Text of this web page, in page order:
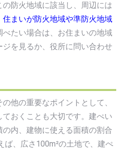
防火地域に該当し、周辺には
住まいが防火地域や準防火地域
べたい場合は、お住まいの地域
を見るか、役所に問い合わせ
他の重要なポイントとして、
おくことも大切です。建ぺい
内、建物に使える面積の割合
ば、広さ100m²の土地で、建ぺ